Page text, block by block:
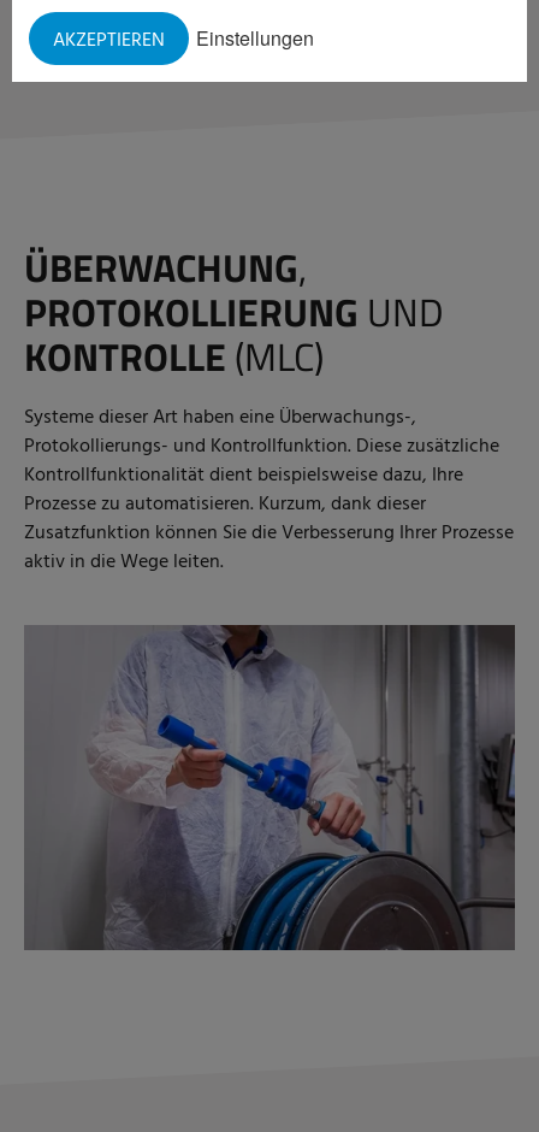
Einstellungen
AKZEPTIEREN
ÜBERWACHUNG,
PROTOKOLLIERUNG UND
KONTROLLE(MLC)
Systeme dieser Art haben eine Überwachungs-,
Protokollierungs- und Kontrollfunktion. Diese zusätzliche
Kontrollfunktionalität dient beispielsweise dazu, Ihre
Prozesse zu automatisieren. Kurzum, dank dieser
Zusatzfunktion können Sie die Verbesserung Ihrer Prozesse
aktiv in die Wege leiten.